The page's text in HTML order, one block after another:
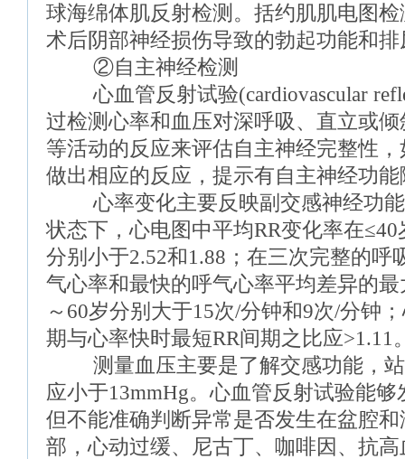
球海绵体肌反射检测。括约肌肌电图
术后阴部神经损伤导致的勃起功能和
②自主神经检测
心血管反射试验(cardiovascular
过检测心率和血压对深呼吸、直立或倾
等活动的反应来评估自主神经完整性
做出相应的反应，提示有自主神经功能
心率变化主要反映副交感神经功能
状态下，心电图中平均RR变化率在
分别小于2.52和1.88；在三次完整的呼
气心率和最快的呼气心率平均差异的
～60岁分别大于15次/分钟和9次/分钟
期与心率快时最短RR间期之比应>1.11
测量血压主要是了解交感功能，站
应小于13mmHg。心血管反射试验能
但不能准确判断异常是否发生在盆腔
部，心动过缓、尼古丁、咖啡因、抗